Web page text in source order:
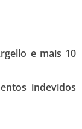
e mais 10
indevidos